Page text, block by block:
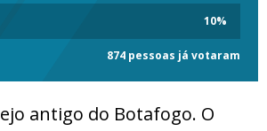
10%
874 pessoas já votaram
antigo do Botafogo. O